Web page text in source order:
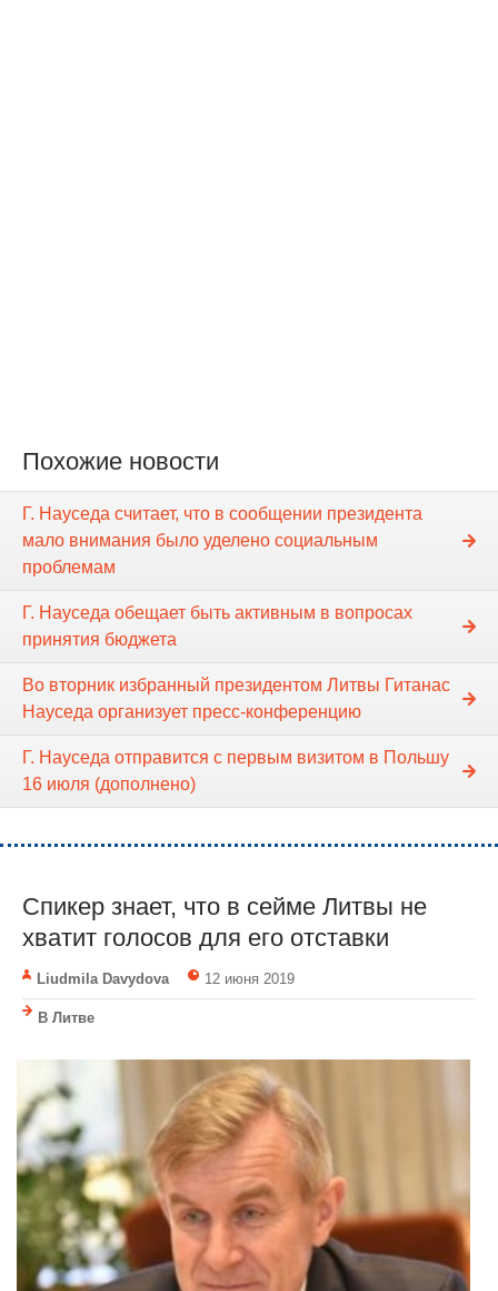
Похожие новости
Г. Науседа считает, что в сообщении президента
мало внимания было уделено социальным
проблемам
Г. Науседа обещает быть активным в вопросах
принятия бюджета
Во вторник избранный президентом Литвы Гитанас
Науседа организует пресс-конференцию
Г. Науседа отправится с первым визитом в Польшу
16 июля (дополнено)
Спикер знает, что в сейме Литвы не
хватит голосов для его отставки
Liudmila Davydova 12 июня 2019
В Литве